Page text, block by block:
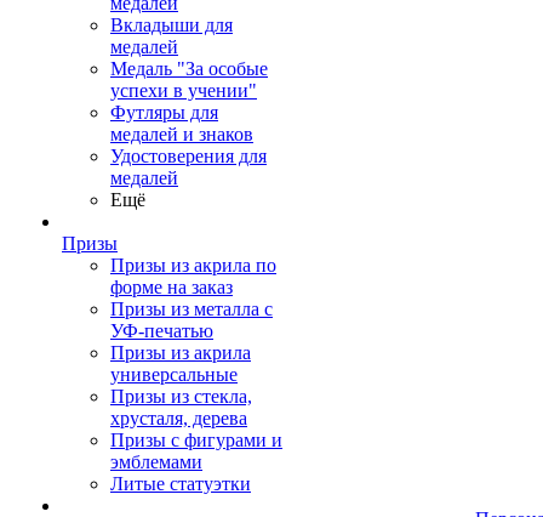
Вкладыши для
медалей
Медаль "За особые
успехи в учении"
Футляры для
медалей и знаков
Удостоверения для
медалей
Ещё
Призы
Призы из акрила по
форме на заказ
Призы из металла с
УФ-печатью
Призы из акрила
универсальные
Призы из стекла,
хрусталя, дерева
Призы с фигурами и
эмблемами
Литые статуэтки